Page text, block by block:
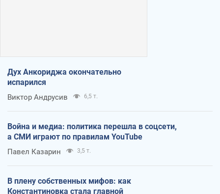
Дух Анкориджа окончательно
испарился
Виктор Андрусив 6,5 т.
Война и медиа: политика перешла в соцсети,
а СМИ играют по правилам YouTube
Павел Казарин 3,5 т.
В плену собственных мифов: как
Константиновка стала главной